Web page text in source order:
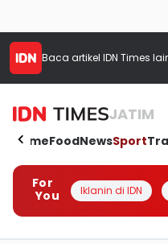
Baca artikel IDN Times
JATIM
HomeFoodNewsSport
For
You
Iklanin di IDN